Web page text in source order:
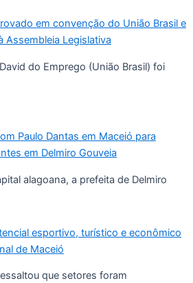
em convenção do União Brasil e
Assembleia Legislativa
do Emprego (União Brasil) foi
Paulo Dantas em Maceió para
em Delmiro Gouveia
alagoana, a prefeita de Delmiro
esportivo, turístico e econômico
de Maceió
que setores foram